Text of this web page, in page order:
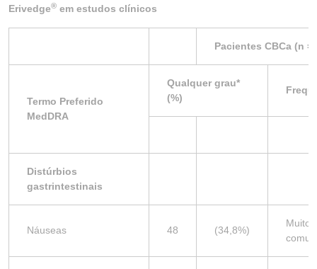
Erivedge® em estudos clínicos
Pacientes CBCa (n =
Termo Preferido
MedDRA
Qualquer grau*
(%)
Distúrbios
gastrintestinais
Náuseas 48 (34,8%)
Muito